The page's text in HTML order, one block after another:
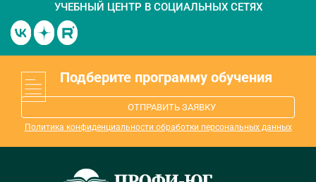
УЧЕБНЫЙ ЦЕНТР В СОЦИАЛЬНЫХ СЕТЯХ
Подберите программу обучения
ОТПРАВИТЬ ЗАЯВКУ
Политика конфиденциальности обработки персональных данных